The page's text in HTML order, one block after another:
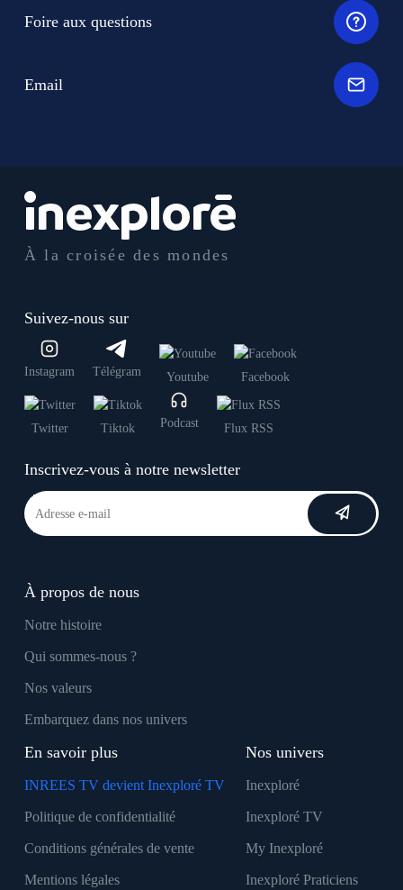
À la croisée des mondes
Suivez-nous sur
Instagram Télégram Youtube Facebook
Twitter Tiktok Podcast Flux RSS
Inscrivez-vous à notre newsletter
À propos de nous
Notre histoire
Qui sommes-nous ?
Nos valeurs
Embarquez dans nos univers
En savoir plus
INREES TV devient Inexploré TV
Politique de confidentialité
Conditions générales de vente
Mentions légales
Nos univers
Inexploré
Inexploré TV
My Inexploré
Inexploré Praticiens
Foire aux questions
Email